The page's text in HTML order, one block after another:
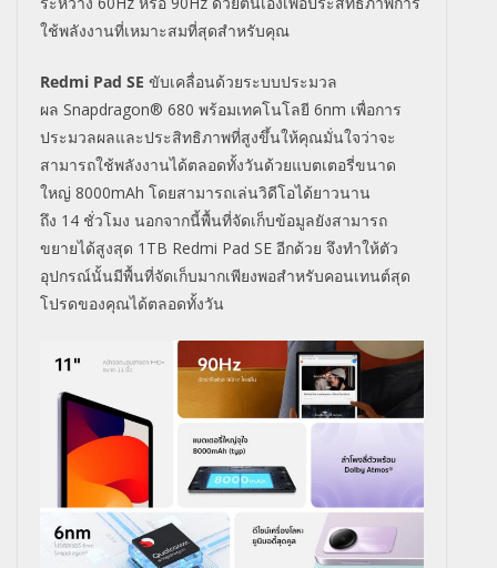
ใช้พลังงานที่เหมาะสมที่สุดสำหรับคุณ
Redmi Pad SE ขับเคลื่อนด้วยระบบประมวล
ผล Snapdragon® 680 พร้อมเทคโนโลยี 6nm เพื่อการ
ประมวลผลและประสิทธิภาพที่สูงขึ้นให้คุณมั่นใจว่าจะ
สามารถใช้พลังงานได้ตลอดทั้งวันด้วยแบตเตอรี่ขนาด
ใหญ่ 8000mAh โดยสามารถเล่นวิดีโอได้ยาวนาน
ถึง 14 ชั่วโมง นอกจากนี้พื้นที่จัดเก็บข้อมูลยังสามารถ
ขยายได้สูงสุด 1TB Redmi Pad SE อีกด้วย จึงทำให้ตัว
อุปกรณ์นั้นมีพื้นที่จัดเก็บมากเพียงพอสำหรับคอนเทนต์สุด
โปรดของคุณได้ตลอดทั้งวัน